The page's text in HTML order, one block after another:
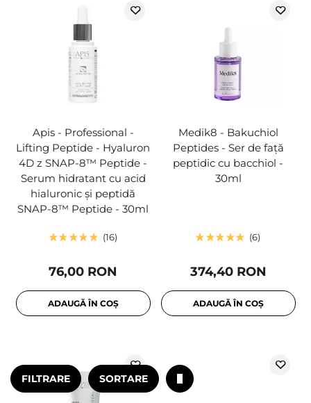
Apis - Professional -
Lifting Peptide - Hyaluron
4D z SNAP-8™ Peptide -
Serum hidratant cu acid
hialuronic și peptidă
SNAP-8™ Peptide - 30ml
16
76,00 RON
ADAUGĂ ÎN COȘ
Medik8 - Bakuchiol
Peptides - Ser de față
peptidic cu bacchiol -
30ml
6
374,40 RON
ADAUGĂ ÎN COȘ
FILTRARE SORTARE